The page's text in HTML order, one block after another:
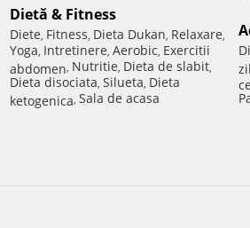
Dietă & Fitness
Diete, Fitness, Dieta Dukan, Relaxare,
Yoga, Intretinere, Aerobic, Exercitii
abdomen, Nutritie, Dieta de slabit,
Dieta disociata, Silueta, Dieta
ketogenica, Sala de acasa